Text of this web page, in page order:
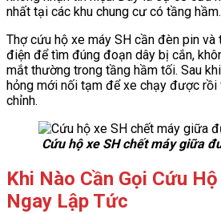
nhất tại các khu chung cư có tầng hầm.
Thợ cứu hộ xe máy SH cần đèn pin
điện để tìm đúng đoạn dây bị cắn,
mắt thường trong tầng hầm tối. Sau
hỏng mới nối tạm để xe chạy được rồi
chỉnh.
Cứu hộ xe SH chết máy giữa
Khi Nào Cần Gọi Cứu
Ngay Lập Tức